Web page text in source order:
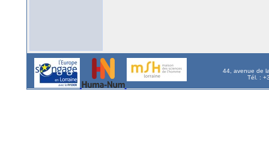
44, avenue de
Tél. :